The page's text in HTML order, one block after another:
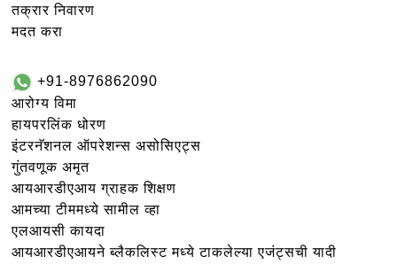
तक्रार निवारण
मदत करा
+91-8976862090
आरोग्य विमा
हायपरलिंक धोरण
इंटरनॅशनल ऑपरेशन्स असोसिएट्स
गुंतवणूक अमृत
आयआरडीएआय ग्राहक शिक्षण
आमच्या टीममध्ये सामील व्हा
एलआयसी कायदा
आयआरडीएआयने ब्लैकलिस्ट मध्ये टाकलेल्या एजंट्सची यादी